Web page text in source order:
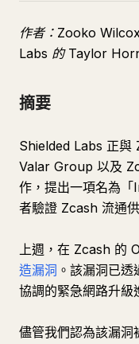
作者：Zooko
Labs 的 Taylor
摘要
Shielded Labs 正與
Valar Group 以及
作，提出一項名為
者驗證 Zcash 流通
上週，在 Zcash 的
造漏洞 。該漏洞已
協調的緊急網路升級
儘管我們認為該漏洞